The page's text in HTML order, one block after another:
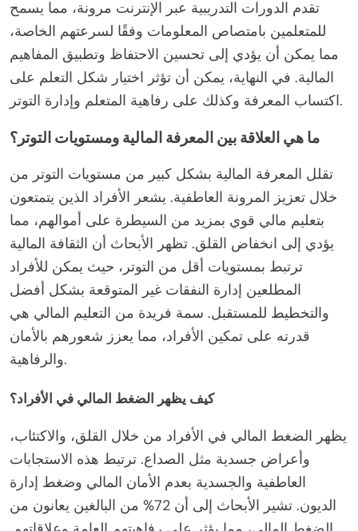
تقدم الدورات التدريبية عبر الإنترنت مرونة، مما يسمح
للمتعلمين بامتصاص المعلومات وفقًا لسرعتهم الخاصة،
مما يمكن أن يؤدي إلى تحسين الاحتفاظ وتطبيق المفاهيم
المالية. في النهاية، يمكن أن تؤثر اختيار شكل التعلم على
اكتساب المعرفة وكذلك على رفاهية المتعلم وإدارة التوتر.
ما هي العلاقة بين المعرفة المالية ومستويات التوتر؟
تقلل المعرفة المالية بشكل كبير من مستويات التوتر من
خلال تعزيز المرونة العاطفية. يشعر الأفراد الذين يتمتعون
بتعليم مالي قوي بمزيد من السيطرة على أموالهم، مما
يؤدي إلى انخفاض القلق. تظهر الأبحاث أن الثقافة المالية
ترتبط بمستويات أقل من التوتر، حيث يمكن للأفراد
المطلعين إدارة النفقات غير المتوقعة بشكل أفضل
والتخطيط للمستقبل. سمة فريدة من التعليم المالي هي
قدرته على تمكين الأفراد، مما يعزز شعورهم بالأمان
والرفاهية.
كيف يظهر الضغط المالي في الأفراد؟
يظهر الضغط المالي في الأفراد من خلال القلق، والاكتئاب،
وأعراض جسدية مثل الصداع. ترتبط هذه الاستجابات
العاطفية والجسدية بعدم الأمان المالي وضغط إدارة
الديون. تشير الأبحاث إلى أن 72% من البالغين يعانون من